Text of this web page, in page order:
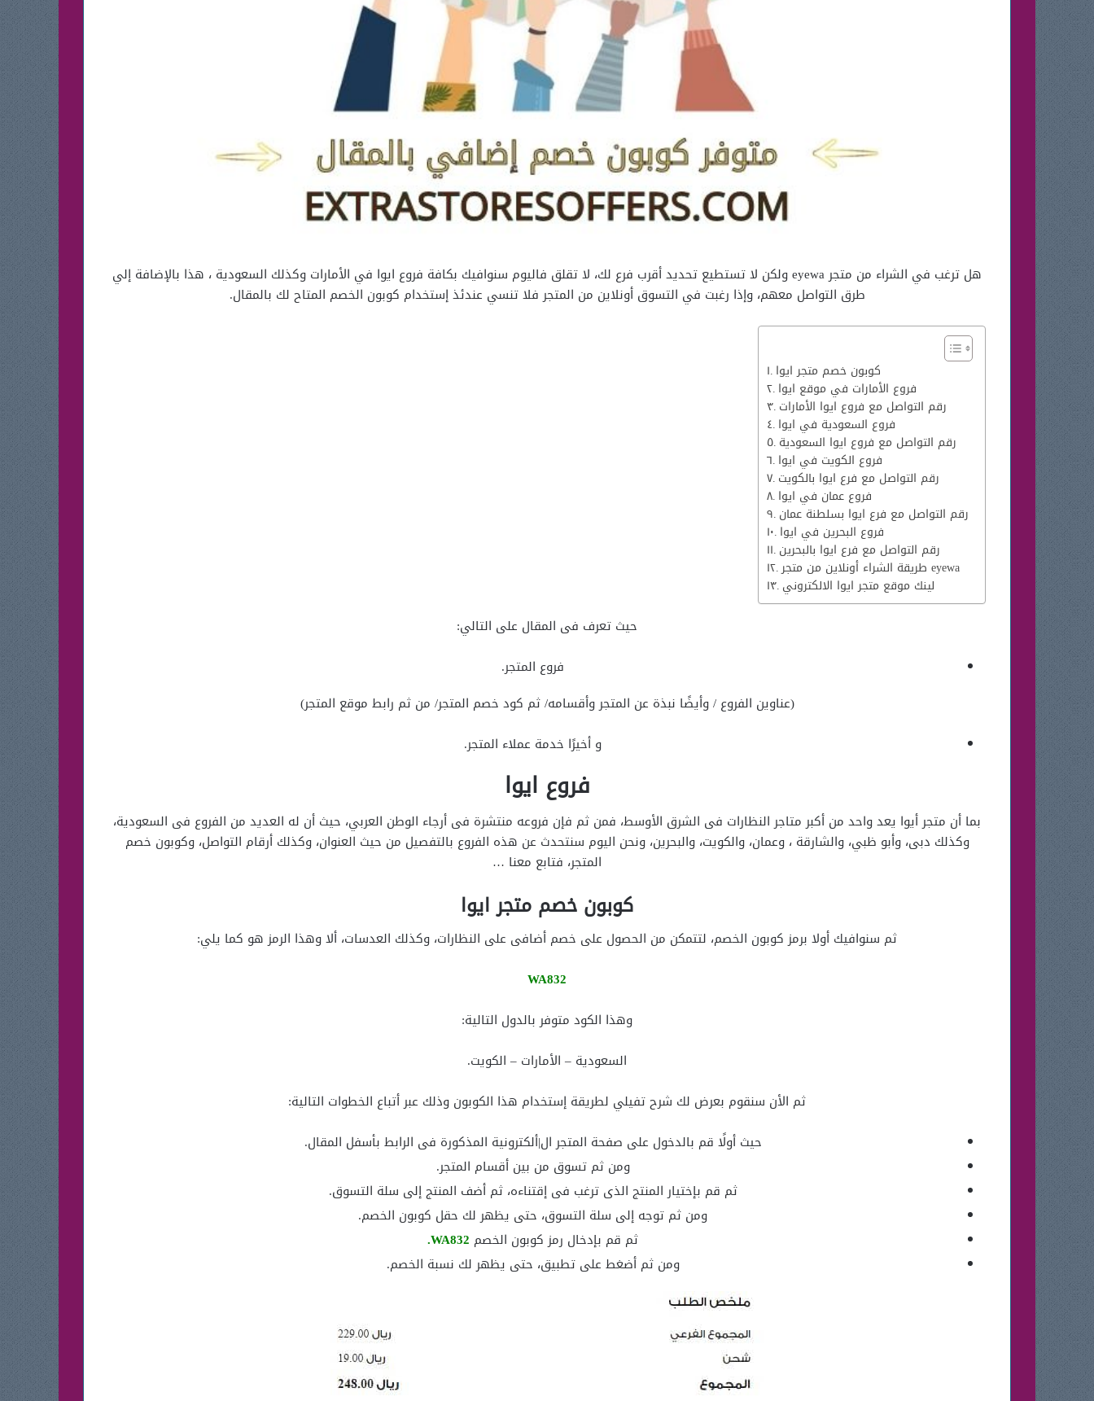
هل ترغب في الشراء من متجر eyewa ولكن لا تستطيع تحديد أقرب فرع لك، لا تقلق فاليوم سنوافيك بكافة فروع ايوا في الأمارات وكذلك السعودية ، هذا بالإضافة إلي
طرق التواصل معهم، وإذا رغبت في التسوق أونلاين من المتجر فلا تنسي عندئذ إستخدام كوبون الخصم المتاح لك بالمقال.
كوبون خصم متجر ايوا
فروع الأمارات في موقع ايوا
رقم التواصل مع فروع ايوا الأمارات
فروع السعودية في ايوا
رقم التواصل مع فروع ايوا السعودية
فروع الكويت في ايوا
رقم التواصل مع فرع ايوا بالكويت
فروع عمان في ايوا
رقم التواصل مع فرع ايوا بسلطنة عمان
فروع البحرين في ايوا
رقم التواصل مع فرع ايوا بالبحرين
طريقة الشراء أونلاين من متجر eyewa
لينك موقع متجر ايوا الالكتروني
حيث تعرف فى المقال على التالي:
فروع المتجر.
(عناوين الفروع / وأيضًا نبذة عن المتجر وأقسامه/ ثم كود خصم المتجر/ من ثم رابط موقع المتجر)
و أخيرًا خدمة عملاء المتجر.
فروع ايوا
بما أن متجر أيوا يعد واحد من أكبر متاجر النظارات فى الشرق الأوسط، فمن ثم فإن فروعه منتشرة فى أرجاء الوطن العربي، حيث أن له العديد من الفروع فى السعودية،
وكذلك دبى، وأبو ظبي، والشارقة ، وعمان، والكويت، والبحرين، ونحن اليوم سنتحدث عن هذه الفروع بالتفصيل من حيث العنوان، وكذلك أرقام التواصل، وكوبون خصم
المتجر، فتابع معنا …
كوبون خصم متجر ايوا
ثم سنوافيك أولا برمز كوبون الخصم، لتتمكن من الحصول على خصم أضافى على النظارات، وكذلك العدسات، ألا وهذا الرمز هو كما يلي:
WA832
وهذا الكود متوفر بالدول التالية:
السعودية – الأمارات – الكويت.
ثم الأن سنقوم بعرض لك شرح تفيلي لطريقة إستخدام هذا الكوبون وذلك عبر أتباع الخطوات التالية:
حيث أولًا قم بالدخول على صفحة المتجر ال|ألكترونية المذكورة فى الرابط بأسفل المقال.
ومن ثم تسوق من بين أقسام المتجر.
ثم قم بإختيار المنتج الذى ترغب فى إقتناءه، ثم أضف المنتج إلى سلة التسوق.
ومن ثم توجه إلى سلة التسوق، حتى يظهر لك حقل كوبون الخصم.
ثم قم بإدخال رمز كوبون الخصم WA832.
ومن ثم أضغط على تطبيق، حتى يظهر لك نسبة الخصم.